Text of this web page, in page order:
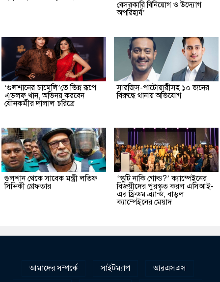
বেসরকারি বিনিয়োগ ও উদ্যোগ
অপরিহার্য’
‘গুলশানের চামেলি’তে ভিন্ন রূপে
এডলফ খান, অভিনয় করবেন
যৌনকর্মীর দালাল চরিত্রে
সারজিস-পাটোয়ারীসহ ১০ জনের
বিরুদ্ধে থানায় অভিযোগ
গুলশান থেকে সাবেক মন্ত্রী লতিফ
সিদ্দিকী গ্রেফতার
‘স্কুটি নাকি গোল্ড?’ ক্যাম্পেইনের
বিজয়ীদের পুরস্কৃত করল এসিআই-
এর ফ্রিডম ব্র্যান্ড, বাড়ল
ক্যাম্পেইনের মেয়াদ
আমাদের সম্পর্কে সাইটম্যাপ
আরএসএস